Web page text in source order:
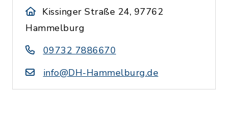
Kissinger Straße 24, 97762
Hammelburg
09732 7886670
info@DH-Hammelburg.de